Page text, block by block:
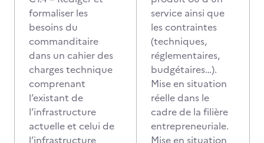
formaliser les
besoins du
commanditaire
dans un cahier des
charges technique
comprenant
l’existant de
l’infrastructure
actuelle et celui de
l’infrastructure
service ainsi que
les contraintes
(techniques,
réglementaires,
budgétaires…).
Mise en situation
réelle dans le
cadre de la filière
entrepreneuriale.
Mise en situation